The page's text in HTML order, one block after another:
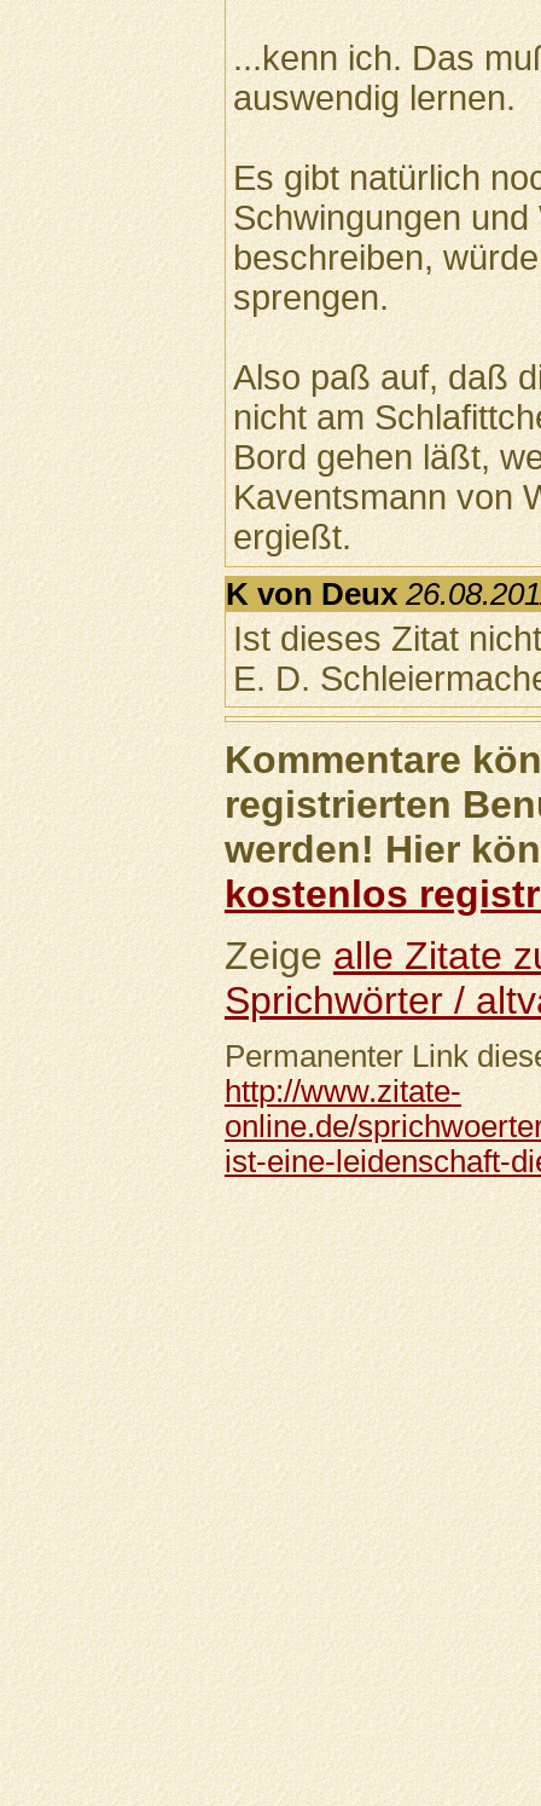
...kenn ich. Das
auswendig lernen.
Es gibt natürlich
Schwingungen
beschreiben,
sprengen.
Also paß auf, daß
nicht am
Bord gehen läßt,
Kaventsmann von
ergießt.
K von Deux
Ist dieses Zitat
E. D.
Kommentare
registrierten
werden! Hier
kostenlos
Zeigealle Zitate
Sprichwörter /
Permanenter Link
http://www.zitate-
online.de/
ist-eine-leidenschaft-